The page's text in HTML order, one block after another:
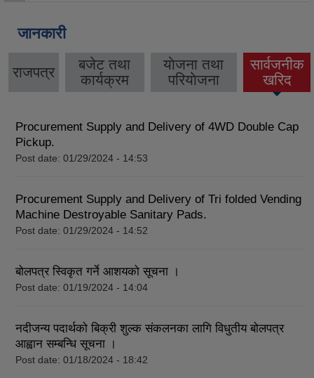
जानकारी
राजपत्र
बजेट तथा
कार्यक्रम
याेजना तथा
परियाेजना
सार्वजनीक
खरिद
Procurement Supply and Delivery of 4WD Double Cap
Pickup.
Post date: 01/29/2024 - 14:53
Procurement Supply and Delivery of Tri folded Vending
Machine Destroyable Sanitary Pads.
Post date: 01/29/2024 - 14:52
बोलपत्र स्विकृत गर्ने आशयको सूचना ।
Post date: 01/19/2024 - 14:04
नदीजन्य पदार्थको बिक्री शुल्क संकलनका लागि विधुतीय बोलपत्र
आह्वान सम्बन्धि सूचना ।
Post date: 01/18/2024 - 18:42